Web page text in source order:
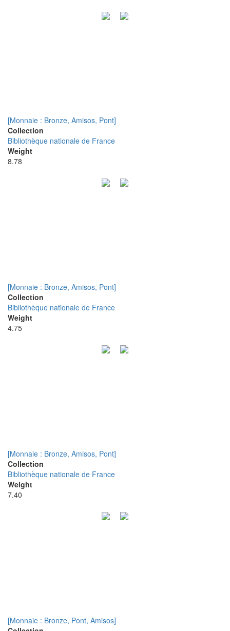
[Monnaie : Bronze, Amisos, Pont]
Collection
Bibliothèque nationale de France
Weight
8.78
[Monnaie : Bronze, Amisos, Pont]
Collection
Bibliothèque nationale de France
Weight
4.75
[Monnaie : Bronze, Amisos, Pont]
Collection
Bibliothèque nationale de France
Weight
7.40
[Monnaie : Bronze, Pont, Amisos]